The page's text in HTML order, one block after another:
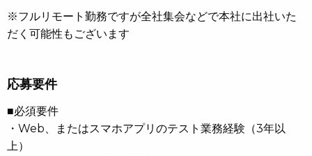
※フルリモート勤務ですが全社集会などで本社に出社いた
だく可能性もございます
応募要件
■必須要件
・Web、またはスマホアプリのテスト業務経験（3年以
上）